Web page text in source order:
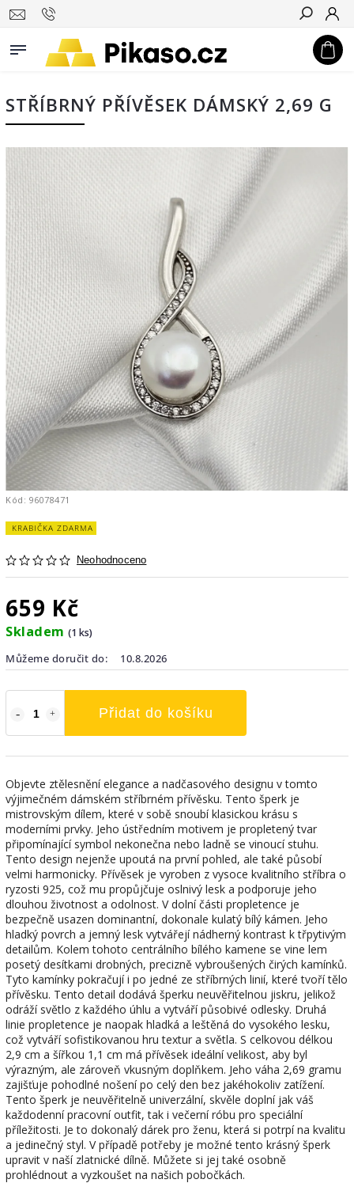
Hledat
STŘÍBRNÝ PŘÍVĚSEK DÁMSKÝ 2,69 G
Kód: 96078471
KRABIČKA ZDARMA
Neohodnoceno
659 Kč
Skladem (1 ks)
Můžeme doručit do:
10.8.2026
Přidat do košíku
Objevte ztělesnění elegance a nadčasového designu v tomto
výjimečném dámském stříbrném přívěsku. Tento šperk je
mistrovským dílem, které v sobě snoubí klasickou krásu s
moderními prvky. Jeho ústředním motivem je propletený tvar
připomínající symbol nekonečna nebo ladně se vinoucí stuhu.
Tento design nejenže upoutá na první pohled, ale také působí
velmi harmonicky. Přívěsek je vyroben z vysoce kvalitního stříbra o
ryzosti 925, což mu propůjčuje oslnivý lesk a podporuje jeho
dlouhou životnost a odolnost. V dolní části propletence je
bezpečně usazen dominantní, dokonale kulatý bílý kámen. Jeho
hladký povrch a jemný lesk vytvářejí nádherný kontrast k třpytivým
detailům. Kolem tohoto centrálního bílého kamene se vine lem
posetý desítkami drobných, precizně vybroušených čirých kamínků.
Tyto kamínky pokračují i po jedné ze stříbrných linií, které tvoří tělo
přívěsku. Tento detail dodává šperku neuvěřitelnou jiskru, jelikož
odráží světlo z každého úhlu a vytváří působivé odlesky. Druhá
linie propletence je naopak hladká a leštěná do vysokého lesku,
což vytváří sofistikovanou hru textur a světla. S celkovou délkou
2,9 cm a šířkou 1,1 cm má přívěsek ideální velikost, aby byl
výrazným, ale zároveň vkusným doplňkem. Jeho váha 2,69 gramu
zajišťuje pohodlné nošení po celý den bez jakéhokoliv zatížení.
Tento šperk je neuvěřitelně univerzální, skvěle doplní jak váš
každodenní pracovní outfit, tak i večerní róbu pro speciální
příležitosti. Je to dokonalý dárek pro ženu, která si potrpí na kvalitu
a jedinečný styl. V případě potřeby je možné tento krásný šperk
upravit v naší zlatnické dílně. Můžete si jej také osobně
prohlédnout a vyzkoušet na našich pobočkách.